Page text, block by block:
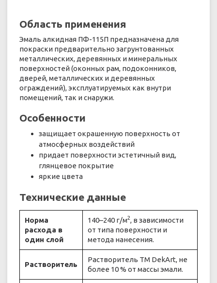
Область применения
Эмаль алкидная ПФ-115П предназначена для
покраски предварительно загрунтованных
металлических, деревянных и минеральных
поверхностей (оконных рам, подоконников,
дверей, металлических и деревянных
ограждений), эксплуатируемых как внутри
помещений, так и снаружи.
Особенности
защищает окрашенную поверхность от
атмосферных воздействий
придает поверхности эстетичный вид,
глянцевое покрытие
яркие цвета
Технические данные
Норма
расхода в
один слой
140–240 г/м2, в зависимости
от типа поверхности и
метода нанесения.
Растворитель
Растворитель ТМ DekArt, не
более 10 % от массы эмали.